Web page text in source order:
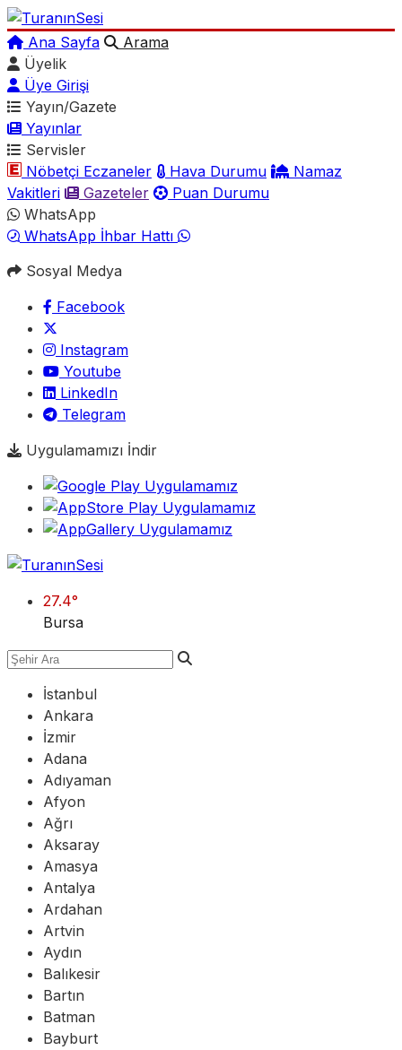
Ana Sayfa
Arama
Üyelik
Üye Girişi
Yayın/Gazete
Yayınlar
Servisler
Nöbetçi Eczaneler
Hava Durumu
Namaz
Vakitleri
Gazeteler
Puan Durumu
WhatsApp
WhatsApp İhbar Hattı
Sosyal Medya
Facebook
Instagram
Youtube
LinkedIn
Telegram
Uygulamamızı İndir
27.4°
Bursa
İstanbul
Ankara
İzmir
Adana
Adıyaman
Afyon
Ağrı
Aksaray
Amasya
Antalya
Ardahan
Artvin
Aydın
Balıkesir
Bartın
Batman
Bayburt